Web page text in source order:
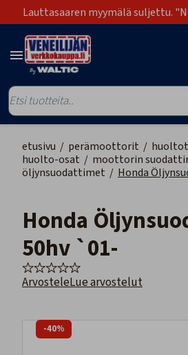
Lauttasaaren myymälä suljettu.
poistunut
etusivu / perämoottorit /
huolto-osat / moottorin
öljynsuodattimet / Honda
Honda Öljynsuodatin 9.9-
50hv `01-
ArvosteleLue arvostelut
-40%